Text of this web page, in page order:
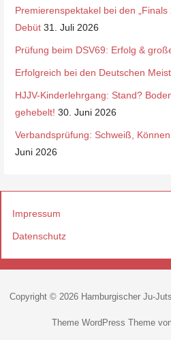
Premierenspektakel bei den
Debüt 31. Juli 2026
Prüfung beim DSV69: Erfolg &
Erfolgreich bei den Deutschen
HJJV-Kinderlehrgang: Stand?
gehebelt! 30. Juni 2026
Verbandsprüfung: Schweiß,
Juni 2026
Impressum
Datenschutz
Copyright © 2026 Hamburgischer Ju-
Theme WordPress Theme